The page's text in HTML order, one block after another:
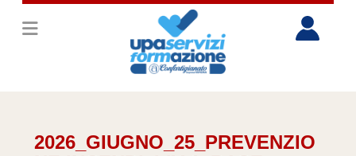
2026_GIUGNO_25_PREVENZIO